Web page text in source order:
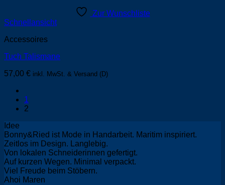
Zur Wunschliste
Schnellansicht
Accessoires
Tuch Talismane
57,00 € inkl. MwSt. & Versand (D)
1
2
Idee
Bonny&Ried ist Mode in Handarbeit. Maritim inspiriert.
Zeitlos im Design. Langlebig.
Von lokalen Schneiderinnen gefertigt.
Auf kurzen Wegen. Minimal verpackt.
Viel Freude beim Stöbern.
Ahoi Maren